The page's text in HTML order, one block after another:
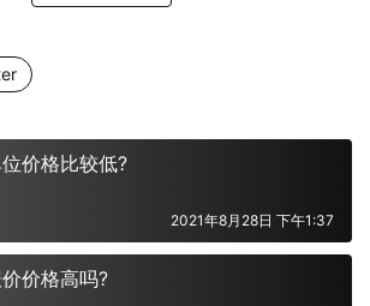
价格比较低?
2021年8月28日 下午1:37
价格高吗?